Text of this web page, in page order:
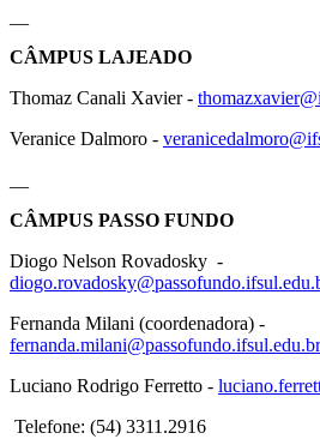
CÂMPUS LAJEADO
Thomaz Canali Xavier -
Veranice Dalmoro -
CÂMPUS PASSO FUNDO
Diogo Nelson Rovadosky -
Fernanda Milani (coordenadora) -
fernanda.milani@passofundo.ifsul.edu.br
Luciano Rodrigo Ferretto -
Telefone: (54) 3311.2916